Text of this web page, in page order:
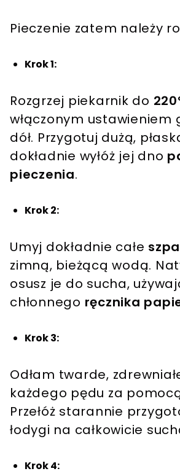
Pieczenie zatem należy
Krok 1:
Rozgrzej piekarnik do
włączonym ustawieniem
dół. Przygotuj dużą,
dokładnie wyłóż jej dno
pieczenia.
Krok 2:
Umyj dokładnie całe
zimną, bieżącą wodą.
osusz je do sucha,
chłonnego ręcznika
Krok 3:
Odłam twarde,
każdego pędu za
Przełóż starannie
łodygi na całkowicie
Krok 4: